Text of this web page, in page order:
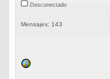
Desconectado
Mensajes: 143